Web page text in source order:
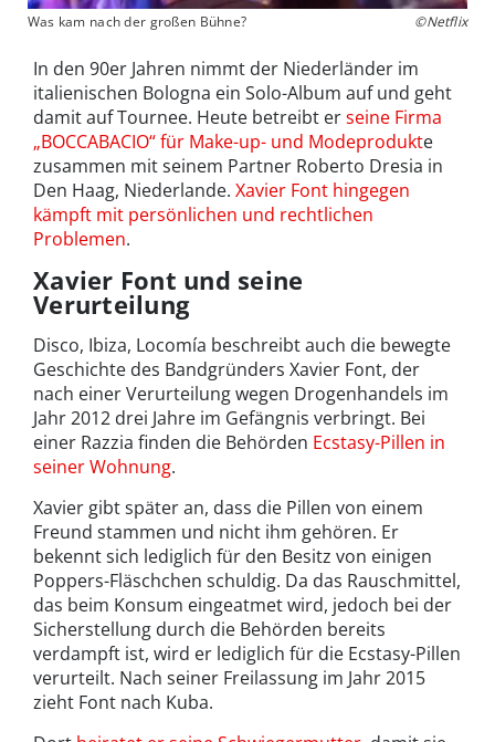
Was kam nach der großen Bühne? ©Netflix
In den 90er Jahren nimmt der Niederländer im
italienischen Bologna ein Solo-Album auf und geht
damit auf Tournee. Heute betreibt erseine Firma
„BOCCABACIO“ für Make-up- und Modeprodukte
zusammen mit seinem Partner Roberto Dresia in
Den Haag, Niederlande. Xavier Font hingegen
kämpft mit persönlichen und rechtlichen
Problemen.
Xavier Font und seine
Verurteilung
Disco, Ibiza, Locomía beschreibt auch die bewegte
Geschichte des Bandgründers Xavier Font, der
nach einer Verurteilung wegen Drogenhandels im
Jahr 2012 drei Jahre im Gefängnis verbringt. Bei
einer Razzia finden die Behörden Ecstasy-Pillen in
seiner Wohnung.
Xavier gibt später an, dass die Pillen von einem
Freund stammen und nicht ihm gehören. Er
bekennt sich lediglich für den Besitz von einigen
Poppers-Fläschchen schuldig. Da das Rauschmittel,
das beim Konsum eingeatmet wird, jedoch bei der
Sicherstellung durch die Behörden bereits
verdampft ist, wird er lediglich für die Ecstasy-Pillen
verurteilt. Nach seiner Freilassung im Jahr 2015
zieht Font nach Kuba.